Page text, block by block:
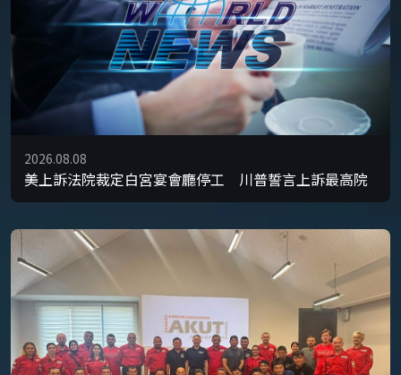
2026.08.08
美上訴法院裁定白宮宴會廳停工 川普誓言上訴最高院